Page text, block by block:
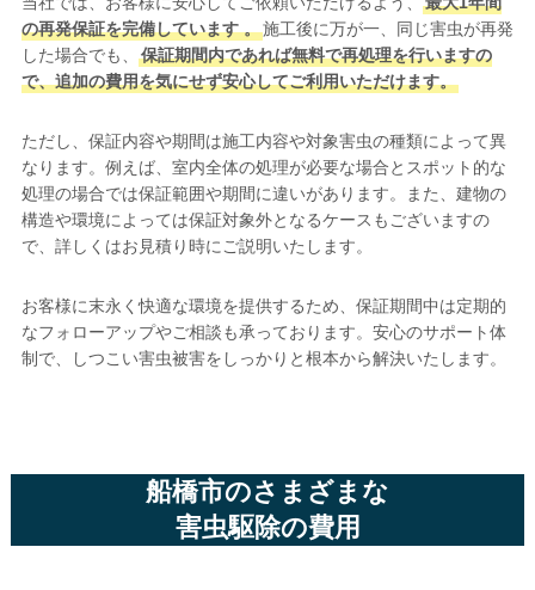
の再発保証を完備しています 。施工後に万が一、同じ害虫が再発
した場合でも、
保証期間内であれば無料で再処理を行いますの
で、追加の費用を気にせず安心してご利用いただけます。
ただし、保証内容や期間は施工内容や対象害虫の種類によって異
なります。例えば、室内全体の処理が必要な場合とスポット的な
処理の場合では保証範囲や期間に違いがあります。また、建物の
構造や環境によっては保証対象外となるケースもございますの
で、詳しくはお見積り時にご説明いたします。
お客様に末永く快適な環境を提供するため、保証期間中は定期的
なフォローアップやご相談も承っております。安心のサポート体
制で、しつこい害虫被害をしっかりと根本から解決いたします。
船橋市のさまざまな
害虫駆除の費用